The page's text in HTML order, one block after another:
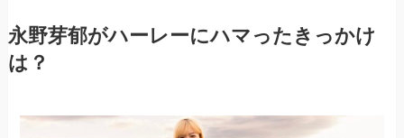
永野芽郁がハーレーにハマったきっかけ
は？